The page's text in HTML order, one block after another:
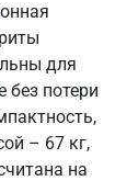
для
потери
– 67 кг,
на